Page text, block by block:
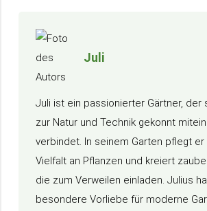
Juli
Juli ist ein passionierter Gärtner, der
zur Natur und Technik gekonnt
verbindet. In seinem Garten pflegt
Vielfalt an Pflanzen und kreiert
die zum Verweilen einladen. Julius
besondere Vorliebe für moderne